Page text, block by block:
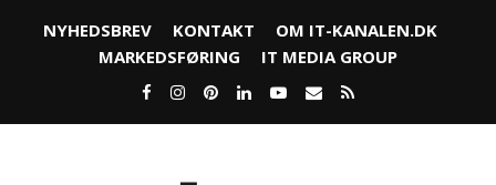
NYHEDSBREV KONTAKT
OM IT-KANALEN.DK
MARKEDSFØRING
IT MEDIA GROUP